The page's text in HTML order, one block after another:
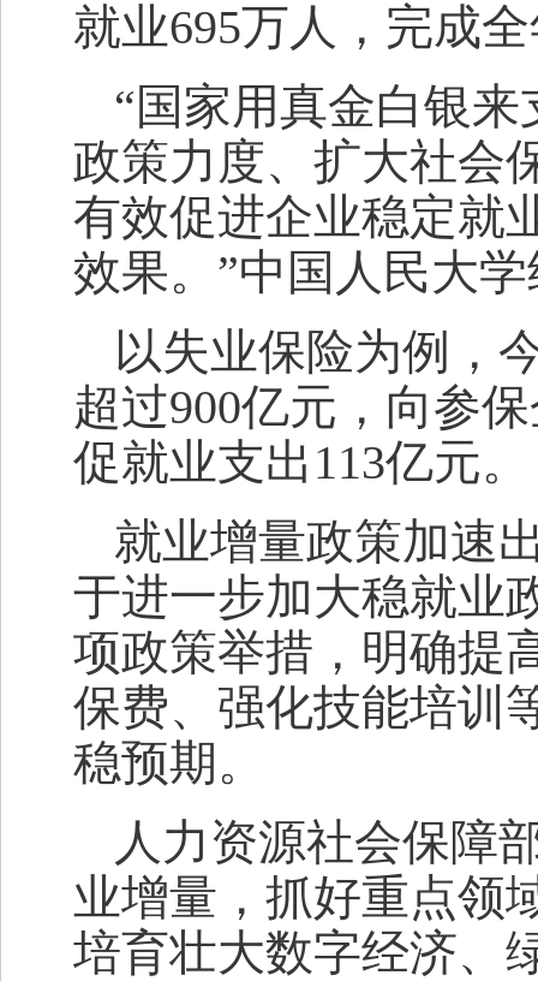
就业695万人，完成
“国家用真金白银
政策力度、扩大社会
有效促进企业稳定就
效果。”中国人民大
以失业保险为例，
超过900亿元，向参
促就业支出113亿元。
就业增量政策加速
于进一步加大稳就业
项政策举措，明确提
保费、强化技能培训
稳预期。
人力资源社会保障
业增量，抓好重点领
培育壮大数字经济、